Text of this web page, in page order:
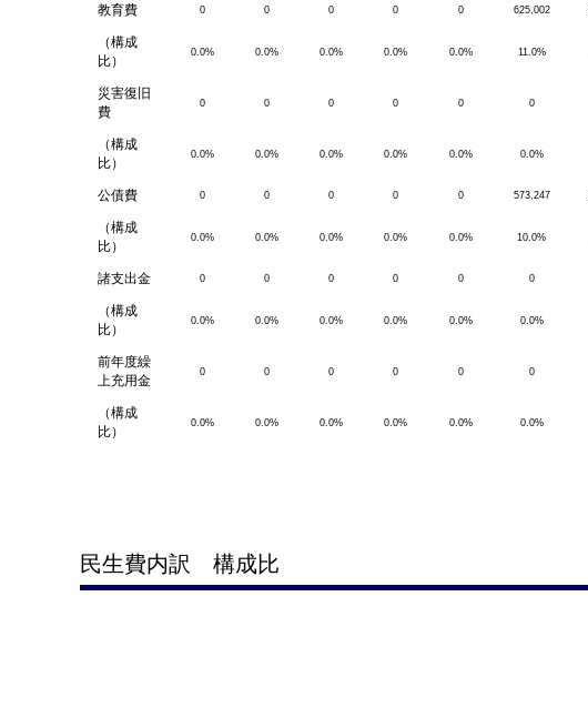
教育費 0 0 0 0 0 625,002
（構成
比）
0.0% 0.0% 0.0% 0.0% 0.0% 11.0%
災害復旧
費
0 0 0 0 0 0
（構成
比）
0.0% 0.0% 0.0% 0.0% 0.0% 0.0%
公債費 0 0 0 0 0 573,247
（構成
比）
0.0% 0.0% 0.0% 0.0% 0.0% 10.0%
諸支出金 0 0 0 0 0 0
（構成
比）
0.0% 0.0% 0.0% 0.0% 0.0% 0.0%
前年度繰
上充用金
0 0 0 0 0 0
（構成
比）
0.0% 0.0% 0.0% 0.0% 0.0% 0.0%
民生費内訳 構成比